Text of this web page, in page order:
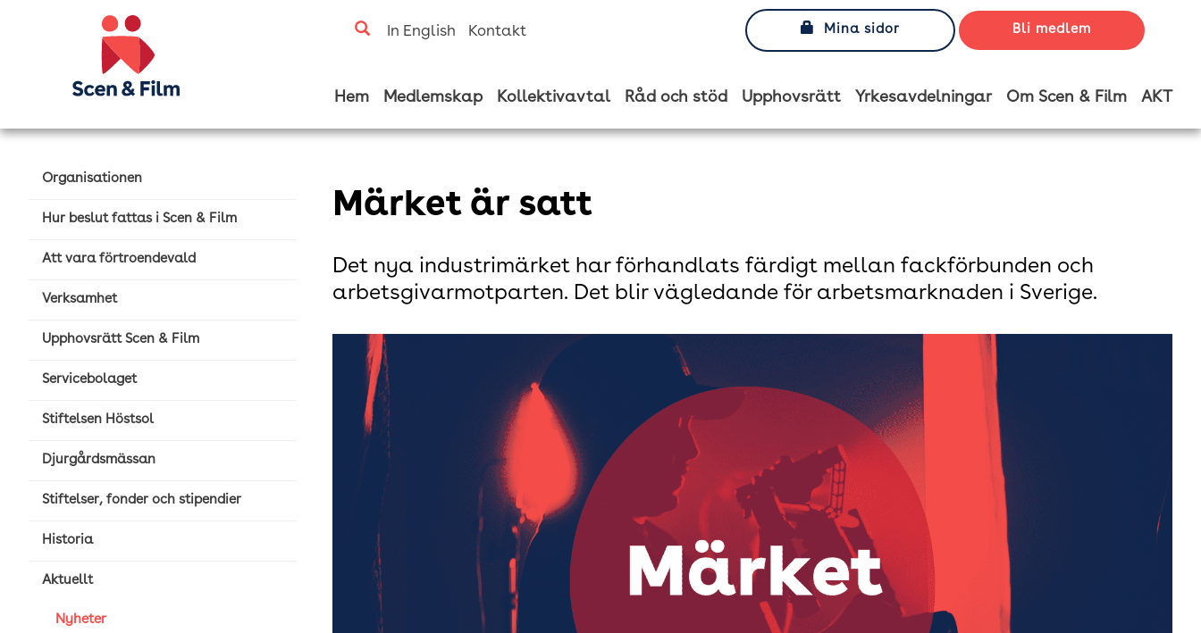
In English Kontakt Mina sidor Bli medlem
Hem Medlemskap Kollektivavtal Råd och stöd Upphovsrätt Yrkesavdelningar Om Scen & Film AKT
Organisationen
Hur beslut fattas i Scen & Film
Att vara förtroendevald
Verksamhet
Upphovsrätt Scen & Film
Servicebolaget
Stiftelsen Höstsol
Djurgårdsmässan
Stiftelser, fonder och stipendier
Historia
Aktuellt
Nyheter
Märket är satt
Det nya industrimärket har förhandlats färdigt mellan fackförbunden och
arbetsgivarmotparten. Det blir vägledande för arbetsmarknaden i Sverige.